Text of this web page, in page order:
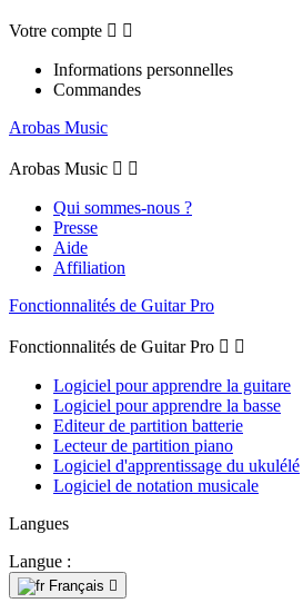
Votre compte  
Informations personnelles
Commandes
Arobas Music
Arobas Music  
Qui sommes-nous ?
Presse
Aide
Affiliation
Fonctionnalités de Guitar Pro
Fonctionnalités de Guitar Pro  
Logiciel pour apprendre la guitare
Logiciel pour apprendre la basse
Editeur de partition batterie
Lecteur de partition piano
Logiciel d'apprentissage du ukulélé
Logiciel de notation musicale
Langues
Langue :
Français 